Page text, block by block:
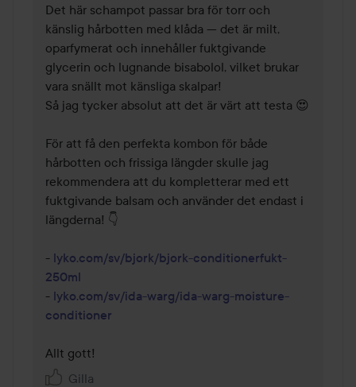
Det här schampot passar bra för torr och
känslig hårbotten med klåda — det är milt,
oparfymerat och innehåller fuktgivande
glycerin och lugnande bisabolol, vilket brukar
vara snällt mot känsliga skalpar!
Så jag tycker absolut att det är värt att testa 😍
För att få den perfekta kombon för både
hårbotten och frissiga längder skulle jag
rekommendera att du kompletterar med ett
fuktgivande balsam och använder det endast i
längderna! 👇
- lyko.com/sv/bjork/bjork-conditionerfukt-
250ml
- lyko.com/sv/ida-warg/ida-warg-moisture-
conditioner
Allt gott!
Gilla